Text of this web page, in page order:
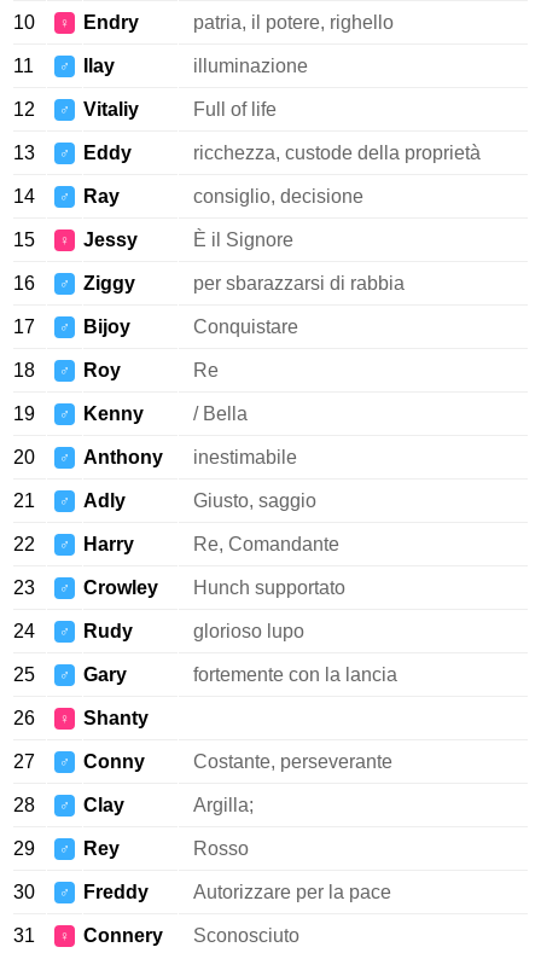
10 ♀ Endry patria, il potere, righello
11 ♂ Ilay illuminazione
12 ♂ Vitaliy Full of life
13 ♂ Eddy ricchezza, custode della proprietà
14 ♂ Ray consiglio, decisione
15 ♀ Jessy È il Signore
16 ♂ Ziggy per sbarazzarsi di rabbia
17 ♂ Bijoy Conquistare
18 ♂ Roy Re
19 ♂ Kenny / Bella
20 ♂ Anthony inestimabile
21 ♂ Adly Giusto, saggio
22 ♂ Harry Re, Comandante
23 ♂ Crowley Hunch supportato
24 ♂ Rudy glorioso lupo
25 ♂ Gary fortemente con la lancia
26 ♀ Shanty
27 ♂ Conny Costante, perseverante
28 ♂ Clay Argilla;
29 ♂ Rey Rosso
30 ♂ Freddy Autorizzare per la pace
31 ♀ Connery Sconosciuto